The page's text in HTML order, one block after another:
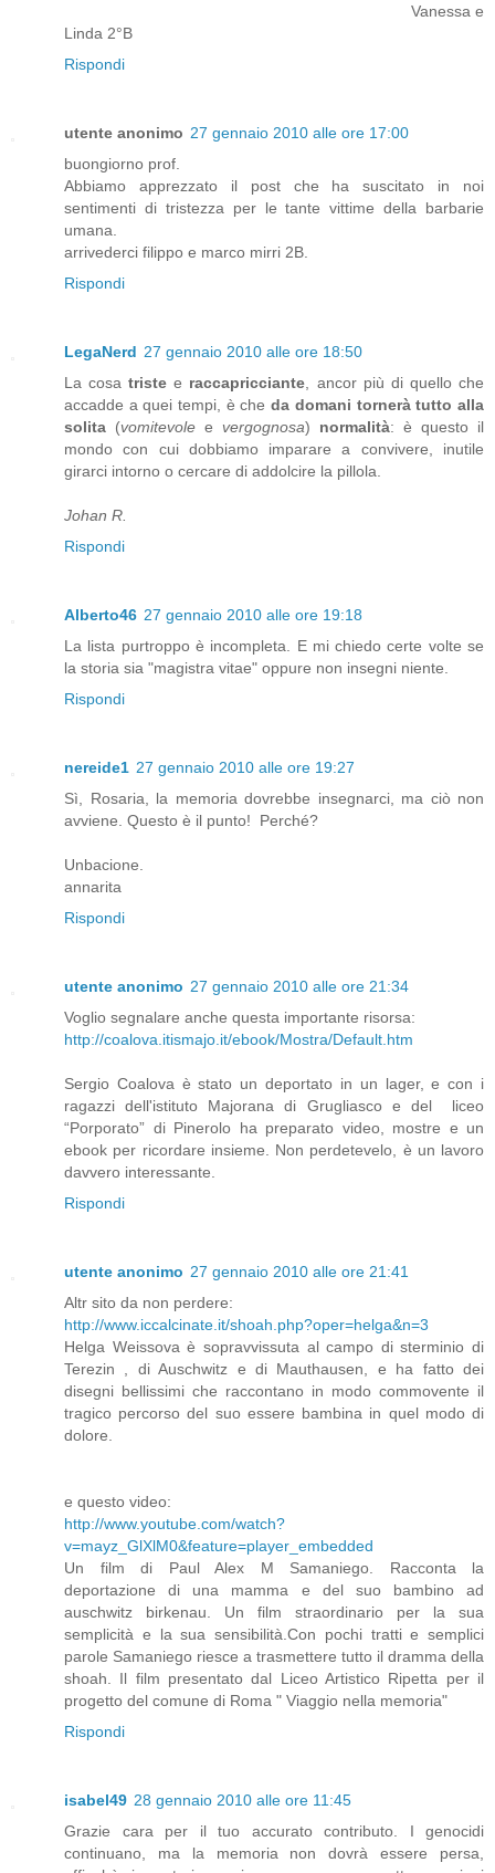
Vanessa e
Linda 2°B
Rispondi
utente anonimo 27 gennaio 2010 alle ore 17:00
buongiorno prof.
Abbiamo apprezzato il post che ha suscitato in noi
sentimenti di tristezza per le tante vittime della barbarie
umana.
arrivederci filippo e marco mirri 2B.
Rispondi
LegaNerd 27 gennaio 2010 alle ore 18:50
La cosatristee raccapricciante, ancor più di quello che
accadde a quei tempi, è cheda domani tornerà tutto alla
solita (vomitevole e vergognosa) normalità: è questo il
mondo con cui dobbiamo imparare a convivere, inutile
girarci intorno o cercare di addolcire la pillola.
Johan R.
Rispondi
Alberto46 27 gennaio 2010 alle ore 19:18
La lista purtroppo è incompleta. E mi chiedo certe volte se
la storia sia "magistra vitae" oppure non insegni niente.
Rispondi
nereide1 27 gennaio 2010 alle ore 19:27
Sì, Rosaria, la memoria dovrebbe insegnarci, ma ciò non
avviene. Questo è il punto! Perché?
Unbacione.
annarita
Rispondi
utente anonimo 27 gennaio 2010 alle ore 21:34
Voglio segnalare anche questa importante risorsa:
http://coalova.itismajo.it/ebook/Mostra/Default.htm
Sergio Coalova è stato un deportato in un lager, e con i
ragazzi dell'istituto Majorana di Grugliasco e del liceo
“Porporato” di Pinerolo ha preparato video, mostre e un
ebook per ricordare insieme. Non perdetevelo, è un lavoro
davvero interessante.
Rispondi
utente anonimo 27 gennaio 2010 alle ore 21:41
Altr sito da non perdere:
http://www.iccalcinate.it/shoah.php?oper=helga&n=3
Helga Weissova è sopravvissuta al campo di sterminio di
Terezin , di Auschwitz e di Mauthausen, e ha fatto dei
disegni bellissimi che raccontano in modo commovente il
tragico percorso del suo essere bambina in quel modo di
dolore.
e questo video:
http://www.youtube.com/watch?
v=mayz_GlXlM0&feature=player_embedded
Un film di Paul Alex M Samaniego. Racconta la
deportazione di una mamma e del suo bambino ad
auschwitz birkenau. Un film straordinario per la sua
semplicità e la sua sensibilità.Con pochi tratti e semplici
parole Samaniego riesce a trasmettere tutto il dramma della
shoah. Il film presentato dal Liceo Artistico Ripetta per il
progetto del comune di Roma " Viaggio nella memoria"
Rispondi
isabel49 28 gennaio 2010 alle ore 11:45
Grazie cara per il tuo accurato contributo. I genocidi
continuano, ma la memoria non dovrà essere persa,